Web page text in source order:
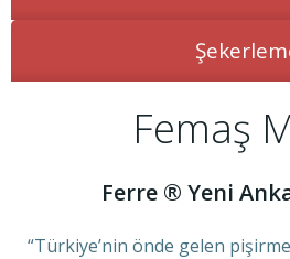
Femaş
Ferre ® Yeni
“Türkiye’nin önde gelen